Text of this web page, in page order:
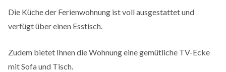
Die Küche der Ferienwohnung ist voll ausgestattet und
verfügt über einen Esstisch.
Zudem bietet Ihnen die Wohnung eine gemütliche TV-Ecke
mit Sofa und Tisch.